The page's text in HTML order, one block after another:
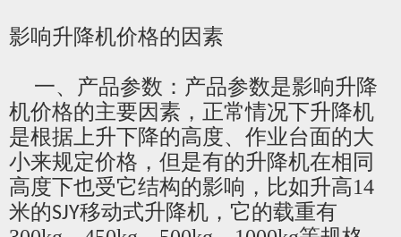
影响升降机价格的因素
一、产品参数：产品参数是影响升降
机价格的主要因素，正常情况下升降机
是根据上升下降的高度、作业台面的大
小来规定价格，但是有的升降机在相同
高度下也受它结构的影响，比如升高14
米的SJY移动式升降机，它的载重有